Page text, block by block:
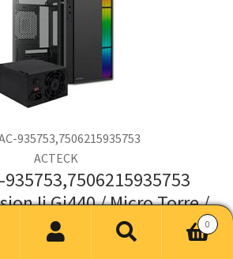
935753,7506215935753
ACTECK
Ii Gi440 / Micro Torre /
Mini Itx / Fuente 500w /
/ Panel Acrilico, Metal /
0